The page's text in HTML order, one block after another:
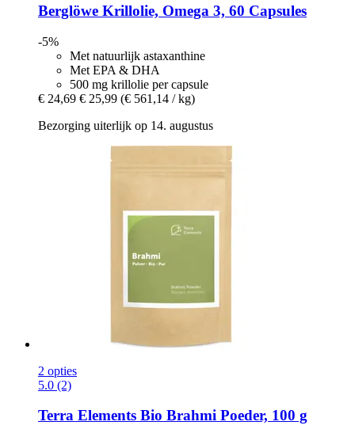
Berglöwe Krillolie, Omega 3, 60 Capsules
-5%
Met natuurlijk astaxanthine
Met EPA & DHA
500 mg krillolie per capsule
€ 24,69 € 25,99 (€ 561,14 / kg)
Bezorging uiterlijk op 14. augustus
2 opties
5.0 (2)
Terra Elements Bio Brahmi Poeder, 100 g